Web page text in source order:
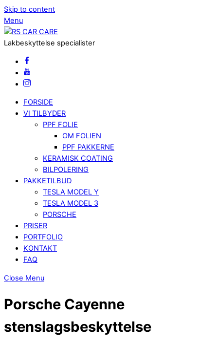
Skip to content
Menu
Lakbeskyttelse specialister
FORSIDE
VI TILBYDER
PPF FOLIE
OM FOLIEN
PPF PAKKERNE
KERAMISK COATING
BILPOLERING
PAKKETILBUD
TESLA MODEL Y
TESLA MODEL 3
PORSCHE
PRISER
PORTFOLIO
KONTAKT
FAQ
Close Menu
Porsche Cayenne
stenslagsbeskyttelse